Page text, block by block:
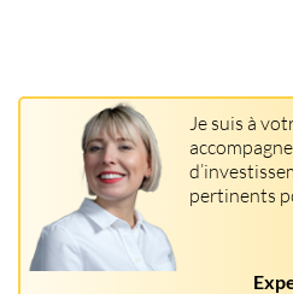
Je suis à
pertinents